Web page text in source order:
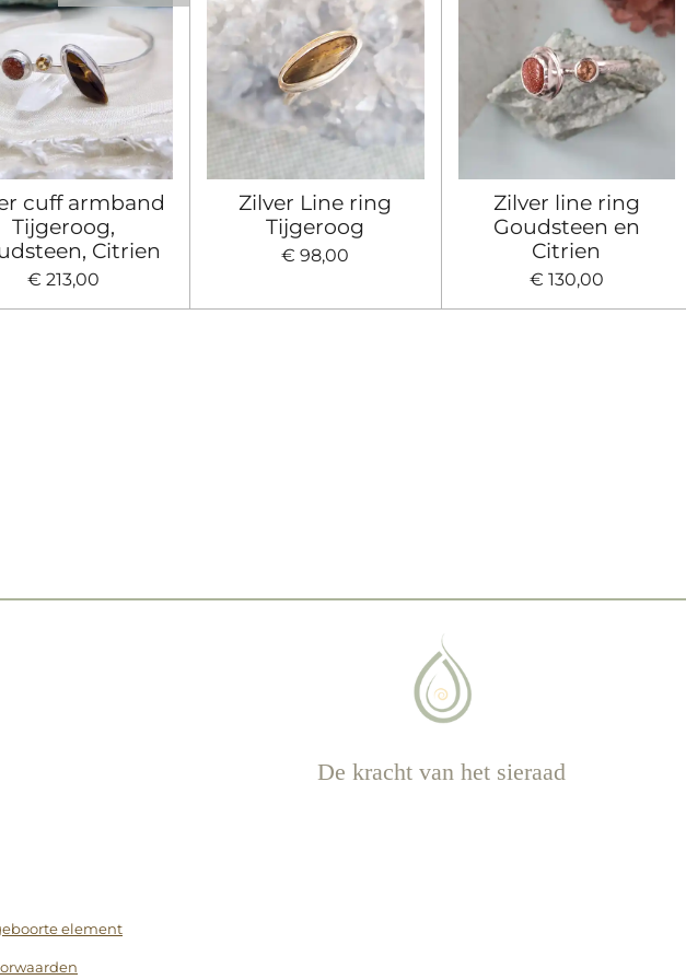
cuff armband
Tijgeroog,
Citrien
€ 213,00
Zilver Line ring
Tijgeroog
€ 98,00
Zilver line ring
Goudsteen en
Citrien
€ 130,00
De kracht van het sieraad
element